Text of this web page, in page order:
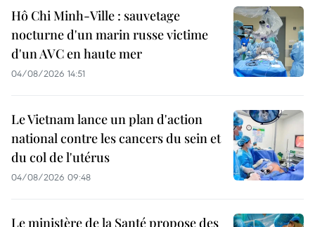
Hô Chi Minh-Ville : sauvetage
nocturne d'un marin russe victime
d'un AVC en haute mer
04/08/2026 14:51
Le Vietnam lance un plan d'action
national contre les cancers du sein et
du col de l'utérus
04/08/2026 09:48
Le ministère de la Santé propose des